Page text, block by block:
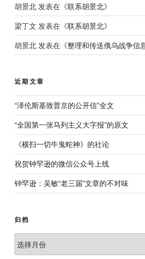
胡景北 发表在《联系胡景北》
梁丁文 发表在《联系胡景北》
胡景北 发表在《整理和传送俄乌战争信
近期文章
“泽伦斯基致普京的公开信”全文
“全国第一张马列主义大字报”的原文
《横扫一切牛鬼蛇神》的社论
祝贺钟罕逊的微信公众号上线
钟罕逊：吴敏“老三届”文章的不对味
归档
档